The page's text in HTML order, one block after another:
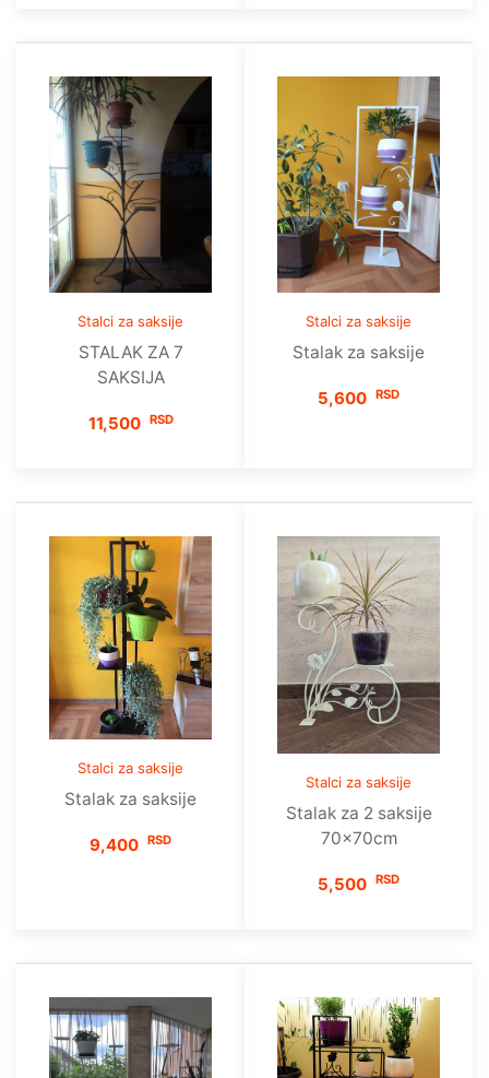
Stalci za saksije
STALAK ZA 7
SAKSIJA
11,500 RSD
Stalci za saksije
Stalak za saksije
5,600 RSD
Stalci za saksije
Stalak za saksije
9,400 RSD
Stalci za saksije
Stalak za 2 saksije
70x70cm
5,500 RSD